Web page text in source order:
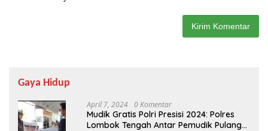
Gaya Hidup
April 7, 2024 0 Komentar
Mudik Gratis Polri Presisi 2024: Polres
Lombok Tengah Antar Pemudik Pulang